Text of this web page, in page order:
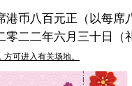
币八百元正（以每
二二年六月三十日（
可进入有关场地。